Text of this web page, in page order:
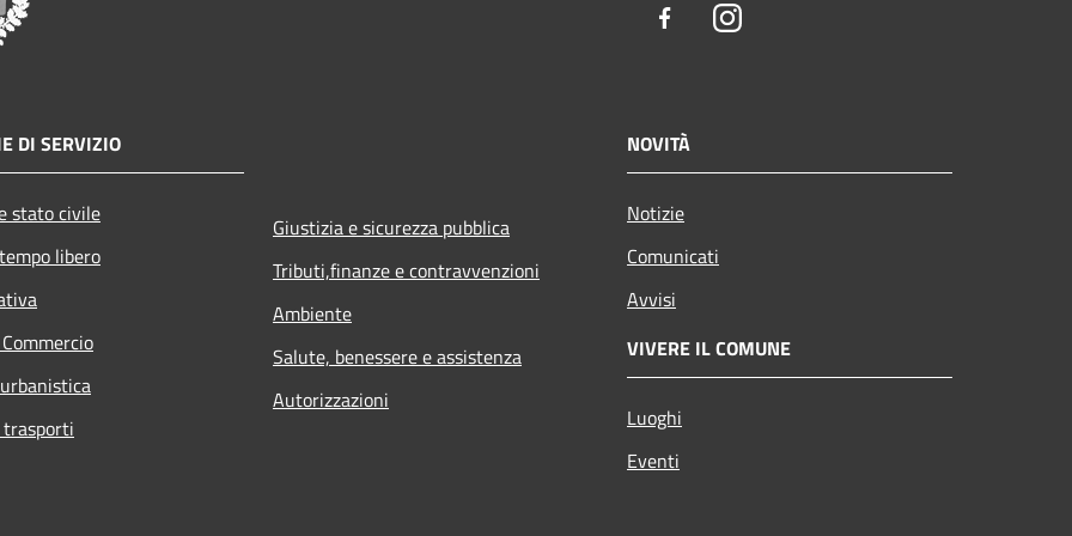
FacebookInstagram
DI SERVIZIO
stato civile
libero
Giustizia e sicurezza pubblica
Tributi,finanze e contravvenzioni
Ambiente
Salute, benessere e assistenza
Autorizzazioni
NOVITÀ
Notizie
Comunicati
Avvisi
VIVERE IL COMUNE
Luoghi
Eventi